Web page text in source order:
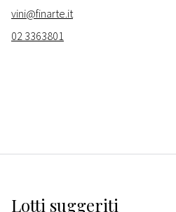
vini@finarte.it
02 3363801
Lotti suggeriti